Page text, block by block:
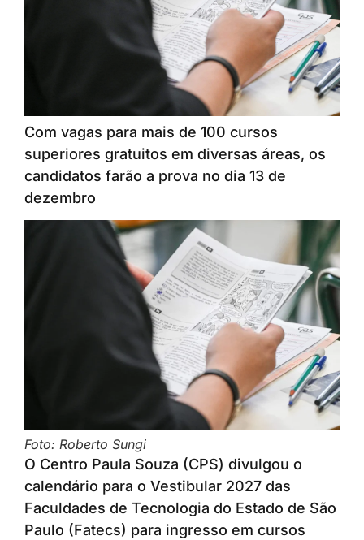
Com vagas para mais de 100 cursos
superiores gratuitos em diversas áreas, os
candidatos farão a prova no dia 13 de
dezembro
Foto: Roberto Sungi
O Centro Paula Souza (CPS) divulgou o
calendário para o Vestibular 2027 das
Faculdades de Tecnologia do Estado de São
Paulo (Fatecs) para ingresso em cursos